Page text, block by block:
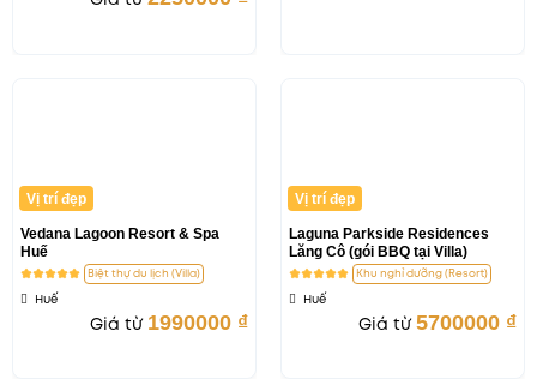
Vị trí đẹp
Vedana Lagoon Resort & Spa
Huế
Biệt thự du lịch (Villa)
Huế
Giá từ 1990000 ₫
Vị trí đẹp
Laguna Parkside Residences
Lăng Cô (gói BBQ tại Villa)
Khu nghỉ dưỡng (Resort)
Huế
Giá từ5700000 ₫